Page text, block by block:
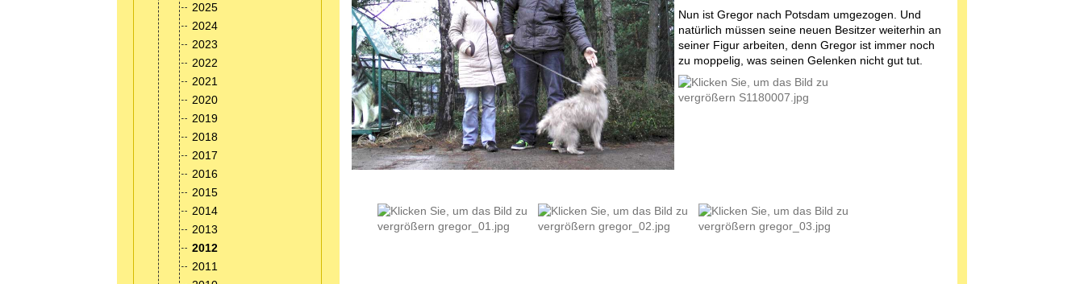
2025
2024
2023
2022
2021
2020
2019
2018
2017
2016
2015
2014
2013
2012
2011
Nun ist Gregor nach Potsdam umgezogen. Und
natürlich müssen seine neuen Besitzer weiterhin an
seiner Figur arbeiten, denn Gregor ist immer noch
zu moppelig, was seinen Gelenken nicht gut tut.